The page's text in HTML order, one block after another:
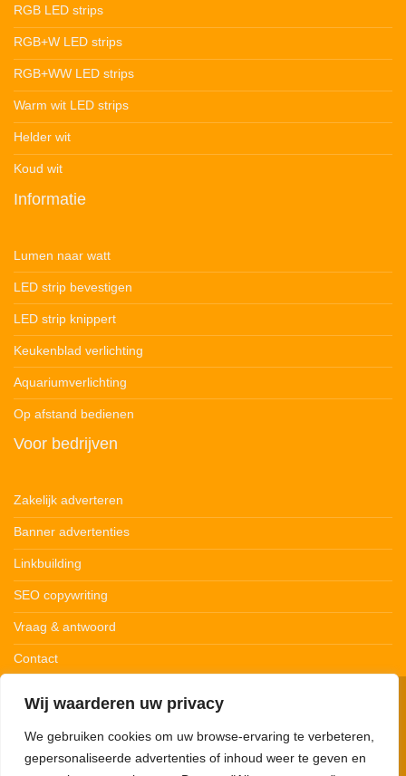
Wij waarderen uw privacy
We gebruiken cookies om uw browse-ervaring te verbeteren,
gepersonaliseerde advertenties of inhoud weer te geven en
RGB LED strips
RGB+W LED strips
RGB+WW LED strips
Warm wit LED strips
Helder wit
Koud wit
Informatie
Lumen naar watt
LED strip bevestigen
LED strip knippert
Keukenblad verlichting
Aquariumverlichting
Op afstand bedienen
Voor bedrijven
Zakelijk adverteren
Banner advertenties
Linkbuilding
SEO copywriting
Vraag & antwoord
Contact
Privacybeleid Cookiebeleid Disclaimer